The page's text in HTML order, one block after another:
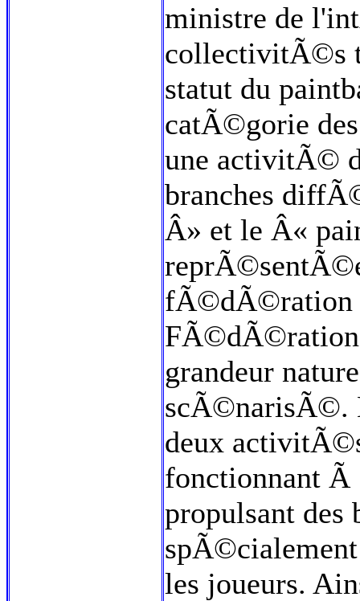
ministre de
collectivitÃ©s
statut du
catÃ©gorie
une activitÃ©
branches
Â» et le Â«
fÃ©dÃ©ration
FÃ©dÃ©ration
grandeur
scÃ©narisÃ©.
deux
fonctionnant
propulsant des
les joueurs.